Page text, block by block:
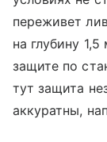
переживет
на глубину
защите по
тут защита
аккуратны,